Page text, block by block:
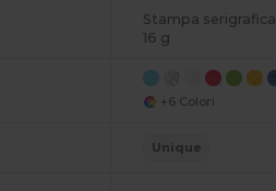
Stampa serigrafica
16 g
+6 Colori
Unique